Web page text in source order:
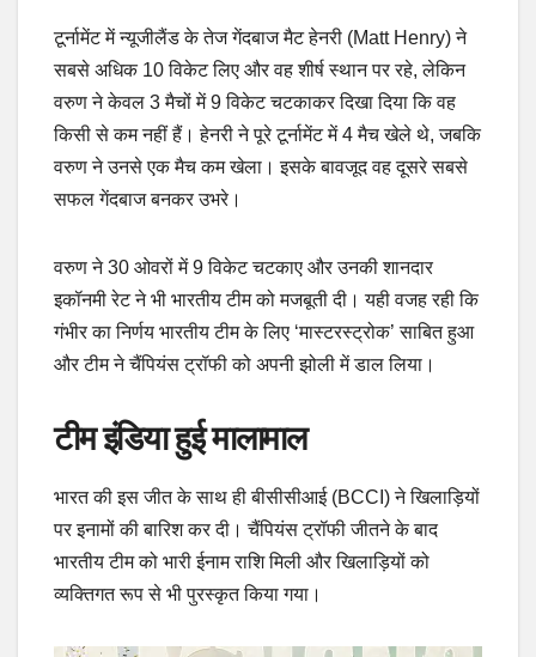
टूर्नामेंट में न्यूजीलैंड के तेज गेंदबाज मैट हेनरी (Matt Henry) ने
सबसे अधिक 10 विकेट लिए और वह शीर्ष स्थान पर रहे, लेकिन
वरुण ने केवल 3 मैचों में 9 विकेट चटकाकर दिखा दिया कि वह
किसी से कम नहीं हैं। हेनरी ने पूरे टूर्नामेंट में 4 मैच खेले थे, जबकि
वरुण ने उनसे एक मैच कम खेला। इसके बावजूद वह दूसरे सबसे
सफल गेंदबाज बनकर उभरे।
वरुण ने 30 ओवरों में 9 विकेट चटकाए और उनकी शानदार
इकॉनमी रेट ने भी भारतीय टीम को मजबूती दी। यही वजह रही कि
गंभीर का निर्णय भारतीय टीम के लिए ‘मास्टरस्ट्रोक’ साबित हुआ
और टीम ने चैंपियंस ट्रॉफी को अपनी झोली में डाल लिया।
टीम इंडिया हुई मालामाल
भारत की इस जीत के साथ ही बीसीसीआई (BCCI) ने खिलाड़ियों
पर इनामों की बारिश कर दी। चैंपियंस ट्रॉफी जीतने के बाद
भारतीय टीम को भारी ईनाम राशि मिली और खिलाड़ियों को
व्यक्तिगत रूप से भी पुरस्कृत किया गया।